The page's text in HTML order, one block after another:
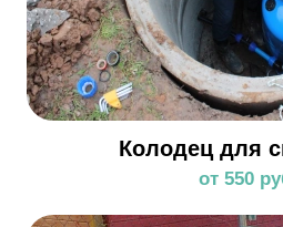
Колодец для
от 550